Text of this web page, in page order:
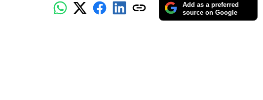
Add as a preferred
source on Google